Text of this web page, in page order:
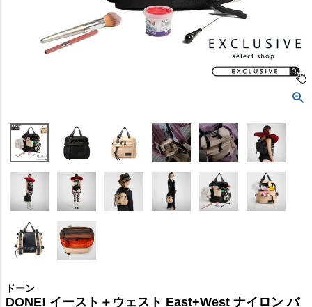
ドーン
DONE! イースト＋ウェスト East+West ナイロン バ